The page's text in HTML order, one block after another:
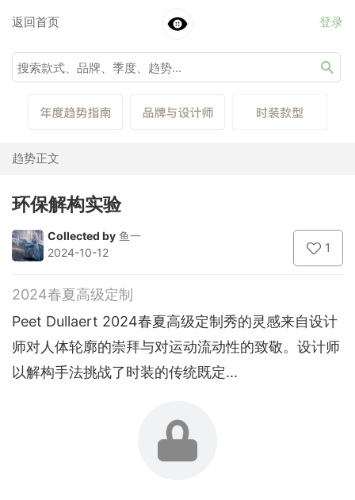
返回首页 登录
趋势正文
环保解构实验
Collected by 鱼一
2024-10-12
1
2024春夏高级定制
Peet Dullaert 2024春夏高级定制秀的灵感来自设计
师对人体轮廓的崇拜与对运动流动性的致敬。设计师
以解构手法挑战了时装的传统既定...